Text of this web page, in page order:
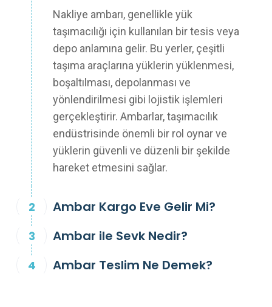
Nakliye ambarı, genellikle yük
taşımacılığı için kullanılan bir tesis veya
depo anlamına gelir. Bu yerler, çeşitli
taşıma araçlarına yüklerin yüklenmesi,
boşaltılması, depolanması ve
yönlendirilmesi gibi lojistik işlemleri
gerçekleştirir. Ambarlar, taşımacılık
endüstrisinde önemli bir rol oynar ve
yüklerin güvenli ve düzenli bir şekilde
hareket etmesini sağlar.
Ambar Kargo Eve Gelir Mi?
Ambar ile Sevk Nedir?
Ambar Teslim Ne Demek?